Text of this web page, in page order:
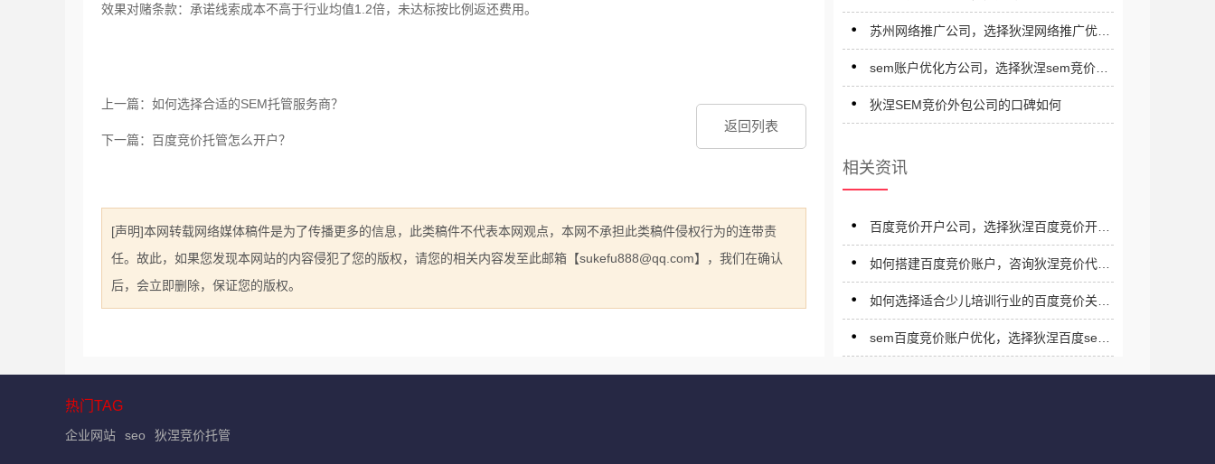
效果对赌条款‌：承诺线索成本不高于行业均值1.2倍，未达标按比例返还费用‌。
上一篇：如何选择合适的SEM托管服务商？
下一篇：百度竞价托管怎么开户？
返回列表
[声明]本网转载网络媒体稿件是为了传播更多的信息，此类稿件不代表本网观点，本网不承担此类稿件侵权行为的连带责
任。故此，如果您发现本网站的内容侵犯了您的版权，请您的相关内容发至此邮箱【sukefu888@qq.com】，我们在确认
后，会立即删除，保证您的版权。
苏州网络推广公司，选择狄涅网络推广优化
sem账户优化方公司，选择狄涅sem竞价优
狄涅SEM竞价外包公司的口碑如何
相关资讯
百度竞价开户公司，选择狄涅百度竞价开户
如何搭建百度竞价账户，咨询狄涅竞价代运
如何选择适合少儿培训行业的百度竞价关键
sem百度竞价账户优化，选择狄涅百度sem
热门TAG
企业网站 seo 狄涅竞价托管